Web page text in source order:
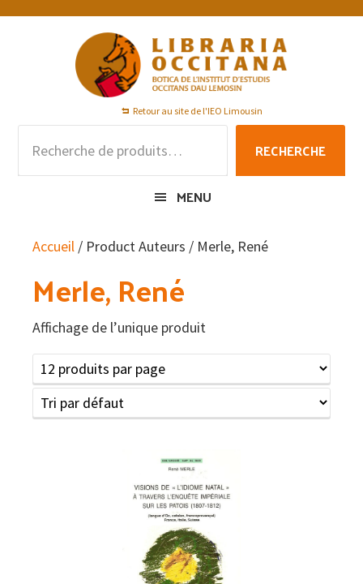
Passer
Passer
Passer
Retour au site de l'IEO Limousin
pour :
RECHERCHE
MENU
Accueil / Product Auteurs / Merle, René
Merle, René
Affichage de l’unique produit